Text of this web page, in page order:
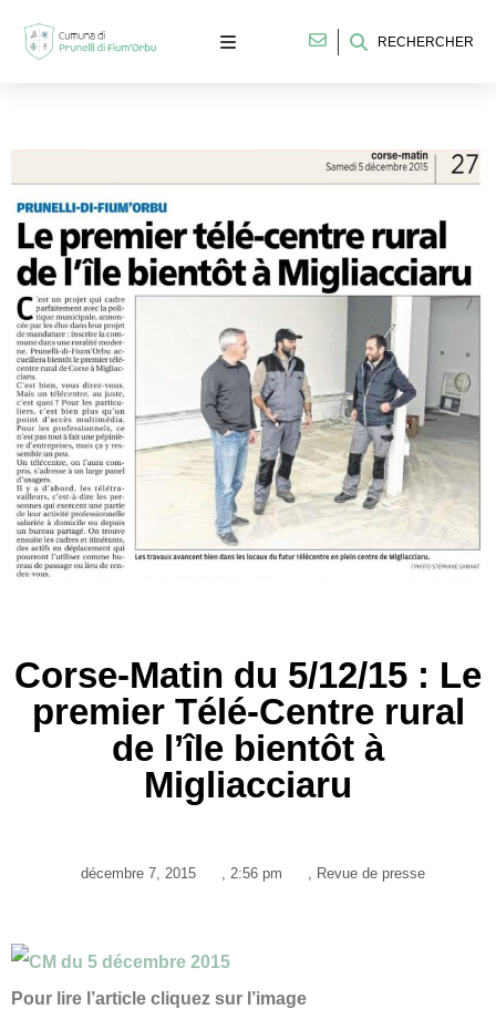
RECHERCHER
Corse-Matin du 5/12/15 : Le
premier Télé-Centre rural
de l’île bientôt à
Migliacciaru
décembre 7, 2015 2:56 pm Revue de presse
Pour lire l’article cliquez sur l’image